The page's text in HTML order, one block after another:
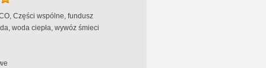
Części wspólne, fundusz
woda ciepła, wywóz śmieci